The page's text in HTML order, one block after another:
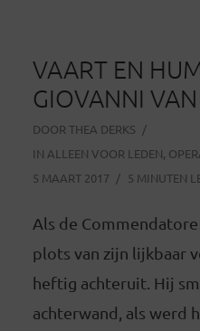
VAART EN
GIOVANNI
DOOR THEA DERKS
IN ALLEEN VOOR LEDEN,
5 MAART 2017
5 MINUTEN
Als de
plots van zijn lijkbaar
heftig achteruit. Hij
achterwand, als werd